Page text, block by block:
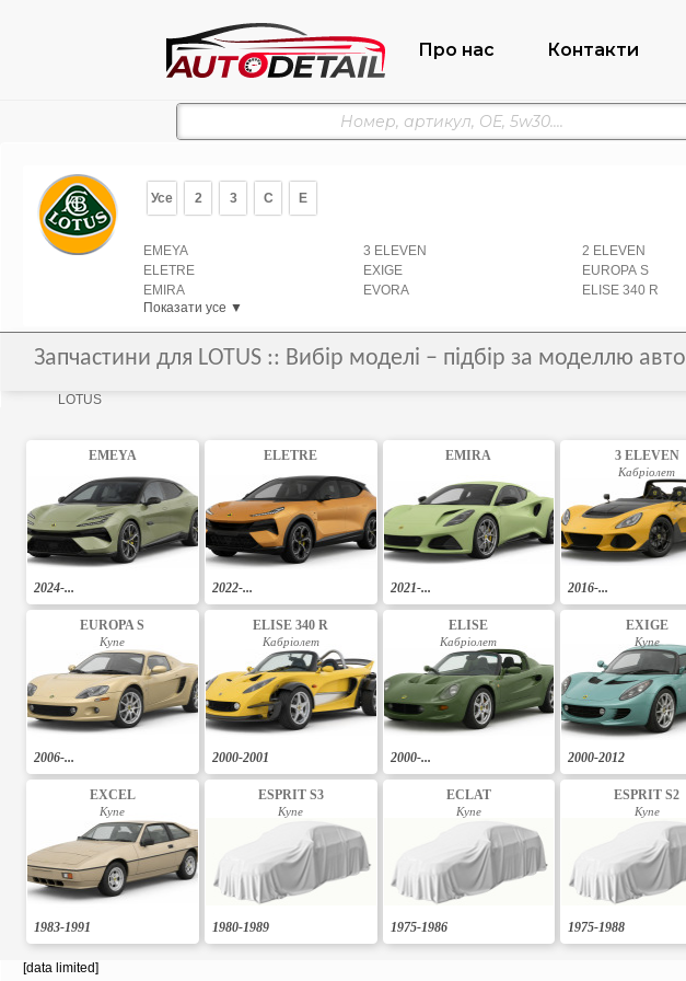
Про нас Контакти
Усе 2 3 C E
EMEYA
ELETRE
EMIRA
3 ELEVEN
EXIGE
EVORA
2 ELEVEN
EUROPA S
ELISE 340 R
Показати усе ▼
Запчастини для LOTUS :: Вибір моделі – підбір за моделлю авто
LOTUS
EMEYA
2024-...
ELETRE
2022-...
EMIRA
2021-...
3 ELEVEN
Кабріолет
2016-...
EUROPA S
Купе
2006-...
ELISE 340 R
Кабріолет
2000-2001
ELISE
Кабріолет
2000-...
EXIGE
Купе
2000-2012
EXCEL
Купе
1983-1991
ESPRIT S3
Купе
1980-1989
ECLAT
Купе
1975-1986
ESPRIT S2
Купе
1975-1988
[data limited]